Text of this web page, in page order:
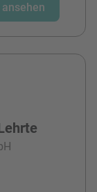
ansehen